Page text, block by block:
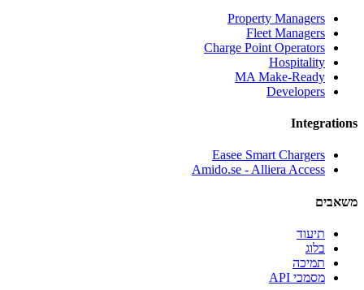
Property Managers
Fleet Managers
Charge Point Operators
Hospitality
MA Make-Ready
Developers
Integrations
Easee Smart Chargers
Amido.se - Alliera Access
משאבים
תיעוד
בלוג
תמיכה
מסמכי API